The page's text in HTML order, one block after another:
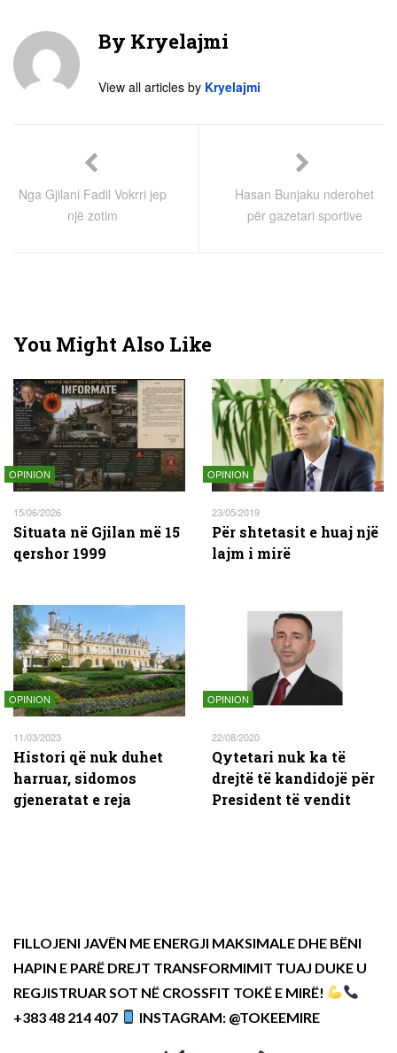
By Kryelajmi
View all articles by Kryelajmi
Nga Gjilani Fadil Vokrri jep
një zotim
Hasan Bunjaku nderohet
për gazetari sportive
You Might Also Like
OPINION
15/06/2026
Situata në Gjilan më 15
qershor 1999
OPINION
23/05/2019
Për shtetasit e huaj një
lajm i mirë
OPINION
11/03/2023
Histori që nuk duhet
harruar, sidomos
gjeneratat e reja
OPINION
22/08/2020
Qytetari nuk ka të
drejtë të kandidojë për
President të vendit
FILLOJENI JAVËN ME ENERGJI MAKSIMALE DHE BËNI
HAPIN E PARË DREJT TRANSFORMIMIT TUAJ DUKE U
REGJISTRUAR SOT NË CROSSFIT TOKË E MIRË!
+383 48 214 407
INSTAGRAM: @TOKEEMIRE